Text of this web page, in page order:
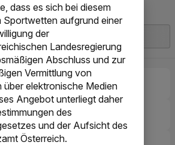
dass es sich bei diesem
Sportwetten aufgrund einer
der
Landesregierung
Abschluss und zur
Vermittlung von
elektronische Medien
Angebot unterliegt daher
des
und der Aufsicht des
Österreich.